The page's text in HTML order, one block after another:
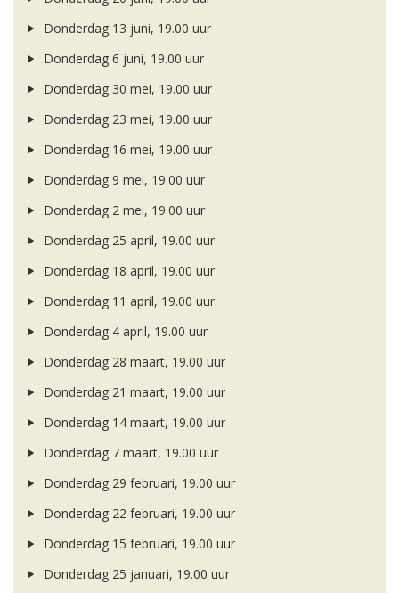
Donderdag 13 juni, 19.00 uur
Donderdag 6 juni, 19.00 uur
Donderdag 30 mei, 19.00 uur
Donderdag 23 mei, 19.00 uur
Donderdag 16 mei, 19.00 uur
Donderdag 9 mei, 19.00 uur
Donderdag 2 mei, 19.00 uur
Donderdag 25 april, 19.00 uur
Donderdag 18 april, 19.00 uur
Donderdag 11 april, 19.00 uur
Donderdag 4 april, 19.00 uur
Donderdag 28 maart, 19.00 uur
Donderdag 21 maart, 19.00 uur
Donderdag 14 maart, 19.00 uur
Donderdag 7 maart, 19.00 uur
Donderdag 29 februari, 19.00 uur
Donderdag 22 februari, 19.00 uur
Donderdag 15 februari, 19.00 uur
Donderdag 25 januari, 19.00 uur